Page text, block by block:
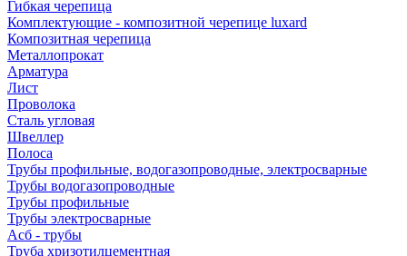
Гибкая черепица
Комплектующие - композитной черепице luxard
Композитная черепица
Металлопрокат
Арматура
Лист
Проволока
Сталь угловая
Швеллер
Полоса
Трубы профильные, водогазопроводные, электросварные
Трубы водогазопроводные
Трубы профильные
Трубы электросварные
Асб - трубы
Труба хризотилцементная